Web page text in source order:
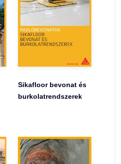
Sikafloor bevonat és
burkolatrendszerek